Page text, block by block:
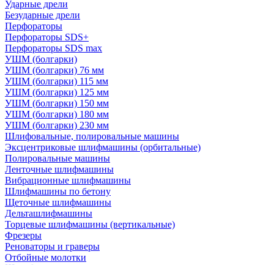
Ударные дрели
Безударные дрели
Перфораторы
Перфораторы SDS+
Перфораторы SDS max
УШМ (болгарки)
УШМ (болгарки) 76 мм
УШМ (болгарки) 115 мм
УШМ (болгарки) 125 мм
УШМ (болгарки) 150 мм
УШМ (болгарки) 180 мм
УШМ (болгарки) 230 мм
Шлифовальные, полировальные машины
Эксцентриковые шлифмашины (орбитальные)
Полировальные машины
Ленточные шлифмашины
Вибрационные шлифмашины
Шлифмашины по бетону
Щеточные шлифмашины
Дельташлифмашины
Торцевые шлифмашины (вертикальные)
Фрезеры
Реноваторы и граверы
Отбойные молотки